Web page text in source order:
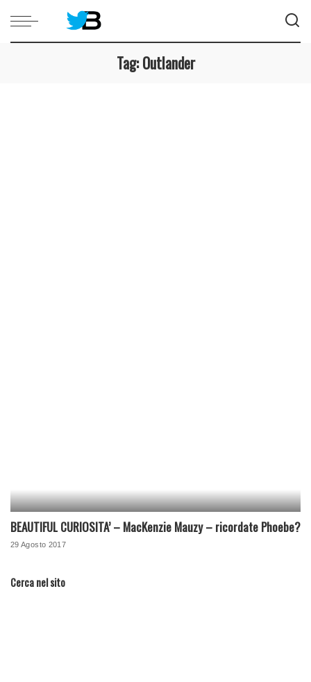
Tag:Outlander
BEAUTIFUL CURIOSITA’ – MacKenzie Mauzy – ricordate Phoebe?
29 Agosto 2017
Cerca nel sito